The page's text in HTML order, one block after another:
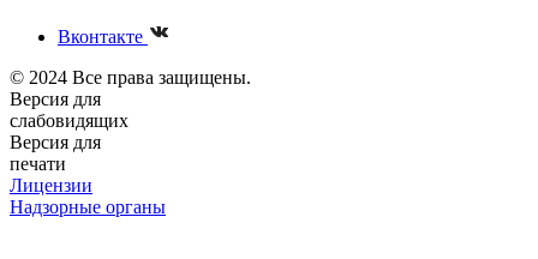
Вконтакте
© 2024 Все права защищены.
Версия для
слабовидящих
Версия для
печати
Лицензии
Надзорные органы